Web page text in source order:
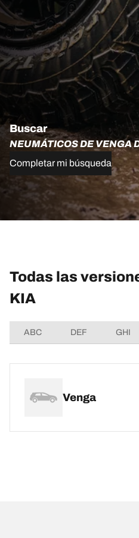
Buscar
NEUMÁTICOS DE VENGA
Completar mi búsqueda
Todas las
KIA
ABC DEF GHI
Venga